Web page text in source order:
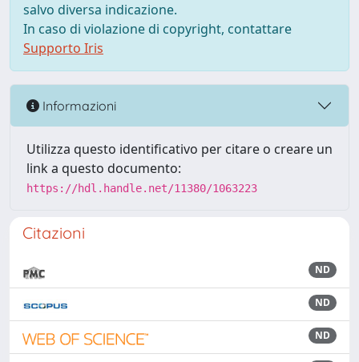
salvo diversa indicazione.
In caso di violazione di copyright, contattare
Supporto Iris
Informazioni
Utilizza questo identificativo per citare o creare un
link a questo documento:
https://hdl.handle.net/11380/1063223
Citazioni
ND
ND
ND